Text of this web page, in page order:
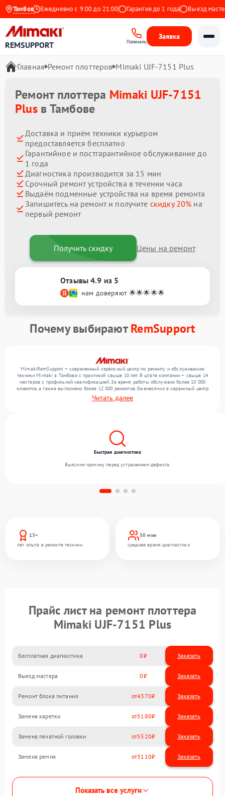
Тамбов
Яндекс Ежедневно с 9:00 до 21:00 Гарантия до 1 года Выезд мастера
REMSUPPORT Позвонить
Заявка
Главная Ремонт плоттеров Mimaki UJF-7151 Plus
Ремонт плоттера Mimaki UJF-7151
Plusв Тамбове
Доставка и приём техники курьером
предоставляется бесплатно
Гарантийное и постгарантийное обслуживание до
1 года
Диагностика производится за 15 мин
Срочный ремонт устройства в течении часа
Выдаём подменные устройства на время ремонта
Запишитесь на ремонт и получите скидку 20% на
первый ремонт
Получить скидку Цены на ремонт
Отзывы 4.9 из 5
нам доверяют 🌟🌟🌟🌟🌟
Почему выбираютRemSupport
MimakiRemSupport — современный сервисный центр по ремонту и обслуживанию
техники Mimaki в Тамбове с практикой свыше 10 лет. В штате компании — свыше 14
мастеров с профильной квалификацией. За время работы обслужено более 10 000
клиентов, а также выполнено более 12 000 ремонтов. Ежемесячно в сервисный центр
поступает свыше 300 единиц техники, включая , , . Мы выполняем ремонт различного
уровня сложности и гарантируем высокое качество обслуживания благодаря
Читать далее
13+
лет опыта в ремонте техники
30 мин
среднее время диагностики
Быстрая диагностика
Выясним причину перед устранением дефекта.
Прайс лист на ремонт плоттера
Mimaki UJF-7151 Plus
Бесплатная диагностика 0 Заказать
Выезд мастера 0 Заказать
Ремонт блока питания 4370
Замена каретки 5180
Замена печатной головки 5520
Замена ремня 3110
Показать все услуги